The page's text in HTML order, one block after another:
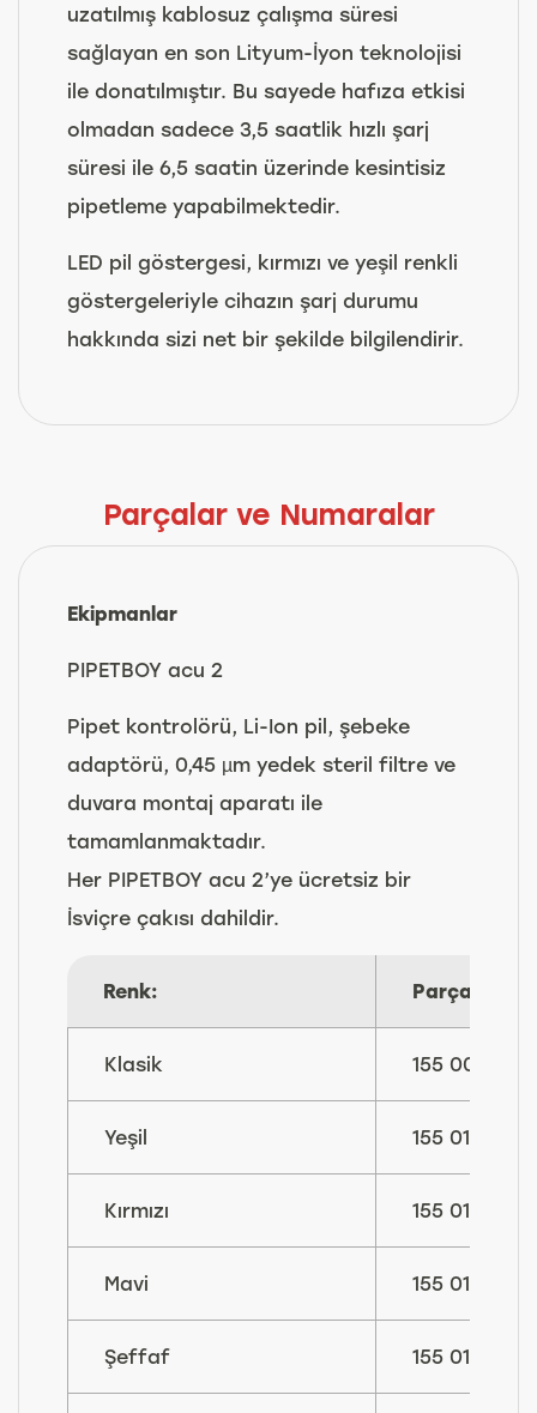
uzatılmış kablosuz çalışma süresi
sağlayan en son Lityum-İyon teknolojisi
ile donatılmıştır. Bu sayede hafıza etkisi
olmadan sadece 3,5 saatlik hızlı şarj
süresi ile 6,5 saatin üzerinde kesintisiz
pipetleme yapabilmektedir.
LED pil göstergesi, kırmızı ve yeşil renkli
göstergeleriyle cihazın şarj durumu
hakkında sizi net bir şekilde bilgilendirir.
Parçalar ve Numaralar
Ekipmanlar
PIPETBOY acu 2
Pipet kontrolörü, Li-Ion pil, şebeke
adaptörü, 0,45 µm yedek steril filtre ve
duvara montaj aparatı ile
tamamlanmaktadır.
Her PIPETBOY acu 2’ye ücretsiz bir
İsviçre çakısı dahildir.
Renk: Parça No:
Klasik 155 000
Yeşil 155 015
Kırmızı 155 016
Mavi 155 017
Şeffaf 155 018